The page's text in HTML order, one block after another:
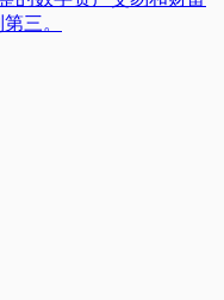
三。